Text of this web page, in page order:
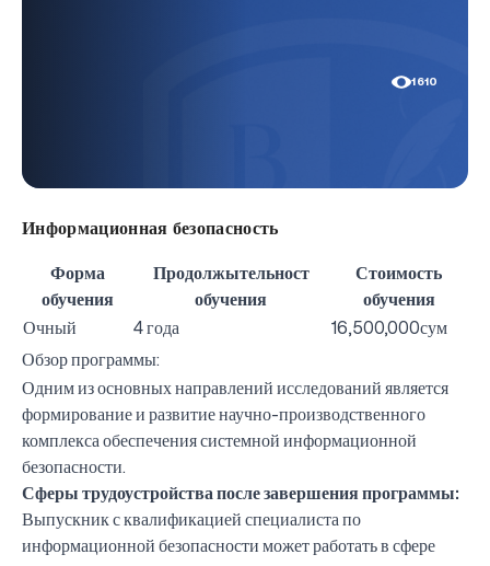
1610
Информационная безопасность
Форма
обучения
Продолжытельност
обучения
Стоимость
обучения
Очный
4 года
16,500,000сум
Обзор программы:
Одним из основных направлений исследований является
формирование и развитие научно-производственного
комплекса обеспечения системной информационной
безопасности.
Сферы трудоустройства после завершения программы:
Выпускник с квалификацией специалиста по
информационной безопасности может работать в сфере